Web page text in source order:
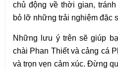
chủ động về thời gian,
bỏ lỡ những trải nghiệm đặc
Những lưu ý trên sẽ giúp
chài Phan Thiết và cảng cá
và trọn vẹn cảm xúc. Đừng